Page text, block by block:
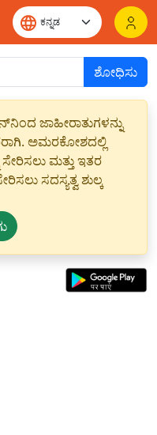
ಶೋಧಿಸು
ಜಾಹೀರಾತುಗಳನ್ನು
ಅಮರಕೋಶದಲ್ಲಿ
ಸೇರಿಸಲು ಮತ್ತು ಇತರ
ಸದಸ್ಯತ್ವ ಶುಲ್ಕ